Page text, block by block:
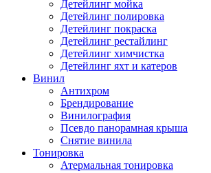
Детейлинг мойка
Детейлинг полировка
Детейлинг покраска
Детейлинг рестайлинг
Детейлинг химчистка
Детейлинг яхт и катеров
Винил
Антихром
Брендирование
Винилография
Псевдо панорамная крыша
Снятие винила
Тонировка
Атермальная тонировка